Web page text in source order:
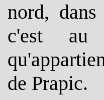
nord,
c'est au
de Prapic.